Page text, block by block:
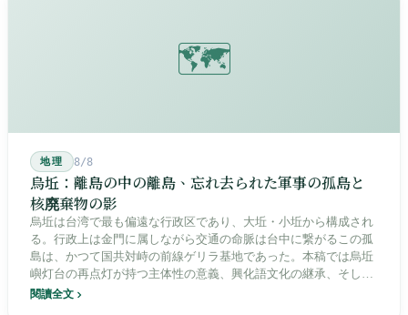
🗺️
地理 8/8
烏坵：離島の中の離島、忘れ去られた軍事の孤島と
核廃棄物の影
烏坵は台湾で最も偏遠な行政区であり、大坵・小坵から構成され
る。行政上は金門に属しながら交通の命脈は台中に繋がるこの孤
島は、かつて国共対峙の前線ゲリラ基地であった。本稿では烏坵
嶼灯台の再点灯が持つ主体性の意義、興化語文化の継承、そして
20年にわたる核廃棄物処分場選定をめぐる住民投票の論争を深く
閱讀全文